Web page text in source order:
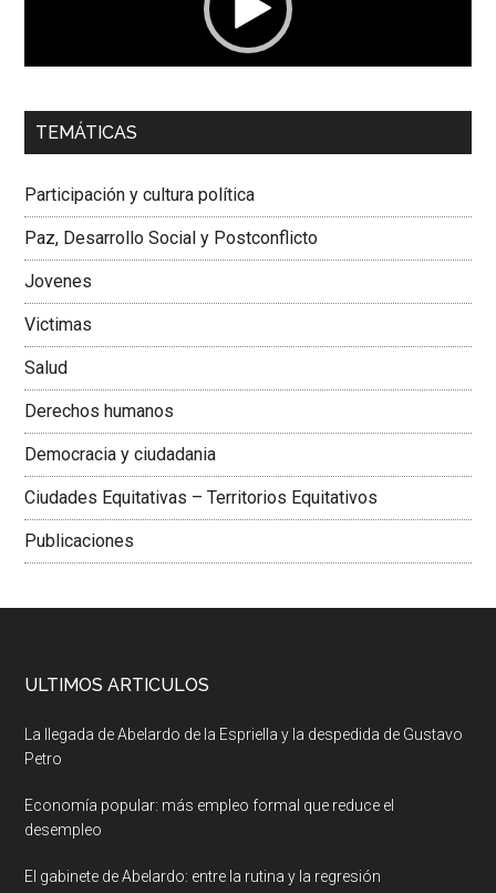
00:00 01:04
Dra. Carolina Corcho Mejía,Presidenta Corporación
Colombiana
TEMÁTICAS
Participación y cultura política
Paz, Desarrollo Social y Postconflicto
Jovenes
Victimas
Salud
Derechos humanos
Democracia y ciudadania
Ciudades Equitativas – Territorios Equitativos
Publicaciones
ULTIMOS ARTICULOS
La llegada de Abelardo de la Espriella y la despedida de Gustavo
Petro
Economía popular: más empleo formal que reduce el
desempleo
El gabinete de Abelardo: entre la rutina y la regresión